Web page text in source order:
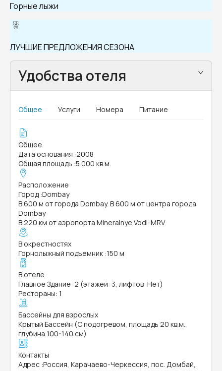
Горные лыжи
ЛУЧШИЕ ПРЕДЛОЖЕНИЯ СЕЗОНА
Удобства отеля
Общее Услуги Номера Питание
Общее
Дата основания :2008
Общая площадь :5 000 кв.м.
Расположение
Город :Dombay
В 600 м от города Dombay. В 600 м от центра города
Dombay
В 220 км от аэропорта Mineralnye Vodi-MRV
В окрестностях
Горнолыжный подъемник :150 м
В отеле
Главное Здание: 2 (этажей: 3, лифтов: Нет)
Рестораны: 1
Бассейны для взрослых
Крытый Бассейн (С подогревом, площадь 20 кв.м.,
глубина 100-140 см)
Контакты
Адрес :Россия, Карачаево-Черкессия, пос. Домбай,